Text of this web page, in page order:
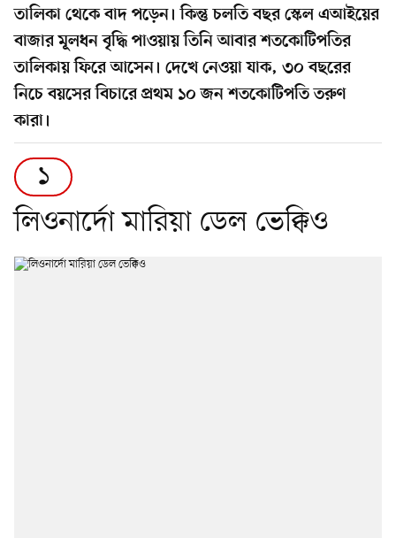
তালিকা থেকে বাদ পড়েন। কিন্তু চলতি বছর স্কেল এআইয়ের
বাজার মূলধন বৃদ্ধি পাওয়ায় তিনি আবার শতকোটিপতির
তালিকায় ফিরে আসেন। দেখে নেওয়া যাক, ৩০ বছরের
নিচে বয়সের বিচারে প্রথম ১০ জন শতকোটিপতি তরুণ
কারা।
১
লিওনার্দো মারিয়া ডেল ভেক্কিও